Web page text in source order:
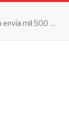
Tras presión de Estados Unidos, Sheinbaum envía mil 500 soldados a Michoacán